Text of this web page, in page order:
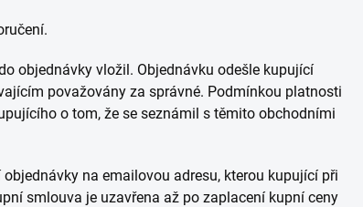
objednávky vložil. Objednávku odešle kupující
považovány za správné. Podmínkou platnosti
o tom, že se seznámil s těmito obchodními
na emailovou adresu, kterou kupující při
smlouva je uzavřena až po zaplacení kupní ceny